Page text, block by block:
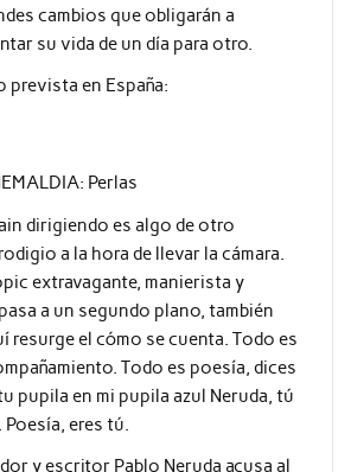
cambios que obligarán a
su vida de un día para otro.
prevista en España:
Perlas
dirigiendo es algo de otro
a la hora de llevar la cámara.
extravagante, manierista y
a un segundo plano, también
resurge el cómo se cuenta. Todo es
Todo es poesía, dices
pupila en mi pupila azul Neruda, tú
eres tú.
y escritor Pablo Neruda acusa al